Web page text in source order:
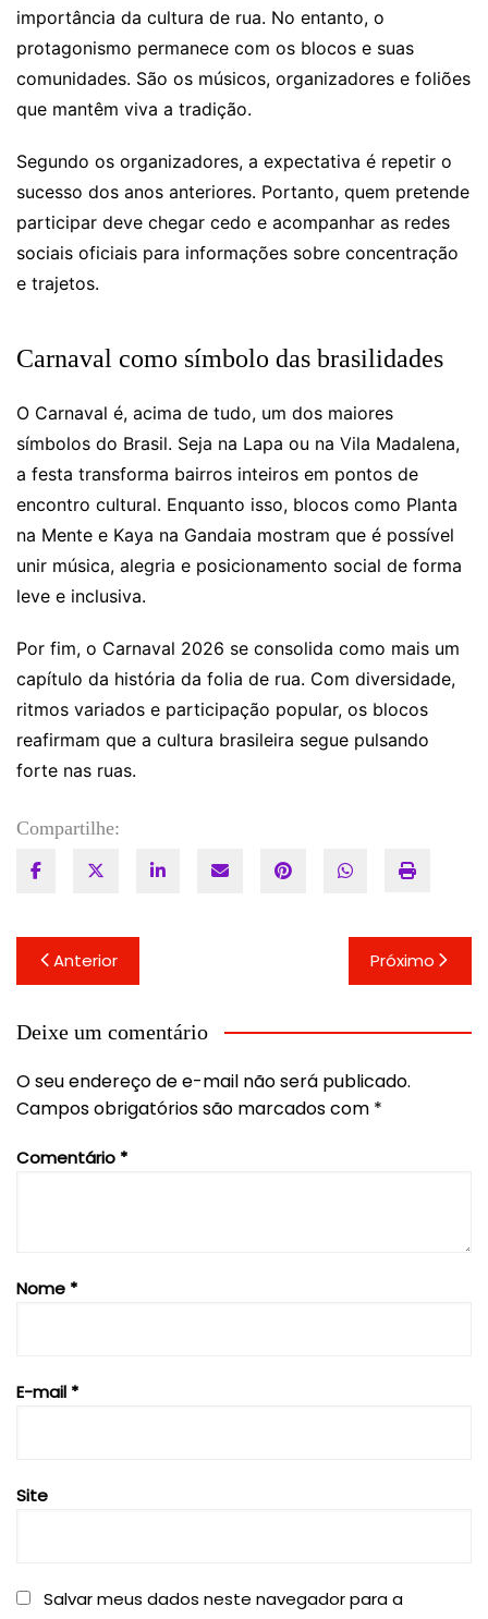
importância da cultura de rua. No entanto, o
protagonismo permanece com os blocos e suas
comunidades. São os músicos, organizadores e foliões
que mantêm viva a tradição.
Segundo os organizadores, a expectativa é repetir o
sucesso dos anos anteriores. Portanto, quem pretende
participar deve chegar cedo e acompanhar as redes
sociais oficiais para informações sobre concentração
e trajetos.
Carnaval como símbolo das brasilidades
O Carnaval é, acima de tudo, um dos maiores
símbolos do Brasil. Seja na Lapa ou na Vila Madalena,
a festa transforma bairros inteiros em pontos de
encontro cultural. Enquanto isso, blocos como Planta
na Mente e Kaya na Gandaia mostram que é possível
unir música, alegria e posicionamento social de forma
leve e inclusiva.
Por fim, o Carnaval 2026 se consolida como mais um
capítulo da história da folia de rua. Com diversidade,
ritmos variados e participação popular, os blocos
reafirmam que a cultura brasileira segue pulsando
forte nas ruas.
Compartilhe:
Navegação
de
Post
Anterior Próximo
Deixe um comentário
O seu endereço de e-mail não será publicado.
Campos obrigatórios são marcados com *
Comentário *
Nome *
E-mail *
Site
Salvar meus dados neste navegador para a